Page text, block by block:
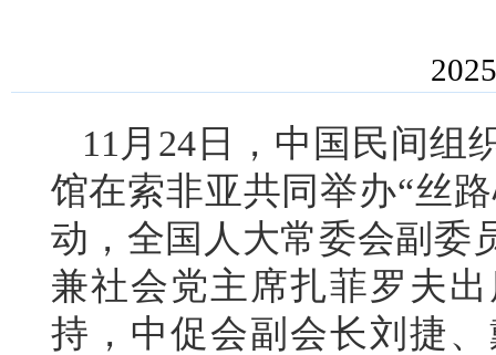
11月 24日
，中国民间组
馆在索非亚共同 举办“丝
动， 全国人大常委会副委
兼社会党主席扎菲罗夫
持，中促会副会长刘捷、